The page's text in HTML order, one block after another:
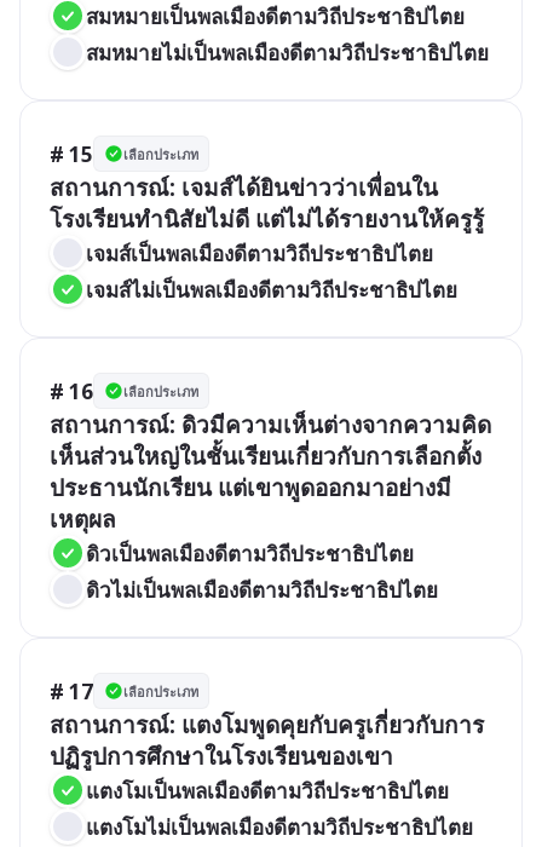
สมหมายเป็นพลเมืองดีตามวิถีประชาธิปไตย
สมหมายไม่เป็นพลเมืองดีตามวิถีประชาธิปไตย
# 15 เลือกประเภท
สถานการณ์: เจมส์ได้ยินข่าวว่าเพื่อนใน
โรงเรียนทำนิสัยไม่ดี แต่ไม่ได้รายงานให้ครูรู้
เจมส์เป็นพลเมืองดีตามวิถีประชาธิปไตย
เจมส์ไม่เป็นพลเมืองดีตามวิถีประชาธิปไตย
# 16 เลือกประเภท
สถานการณ์: ดิวมีความเห็นต่างจากความคิด
เห็นส่วนใหญ่ในชั้นเรียนเกี่ยวกับการเลือกตั้ง
ประธานนักเรียน แต่เขาพูดออกมาอย่างมี
เหตุผล
ดิวเป็นพลเมืองดีตามวิถีประชาธิปไตย
ดิวไม่เป็นพลเมืองดีตามวิถีประชาธิปไตย
# 17 เลือกประเภท
สถานการณ์: แตงโมพูดคุยกับครูเกี่ยวกับการ
ปฏิรูปการศึกษาในโรงเรียนของเขา
แตงโมเป็นพลเมืองดีตามวิถีประชาธิปไตย
แตงโมไม่เป็นพลเมืองดีตามวิถีประชาธิปไตย